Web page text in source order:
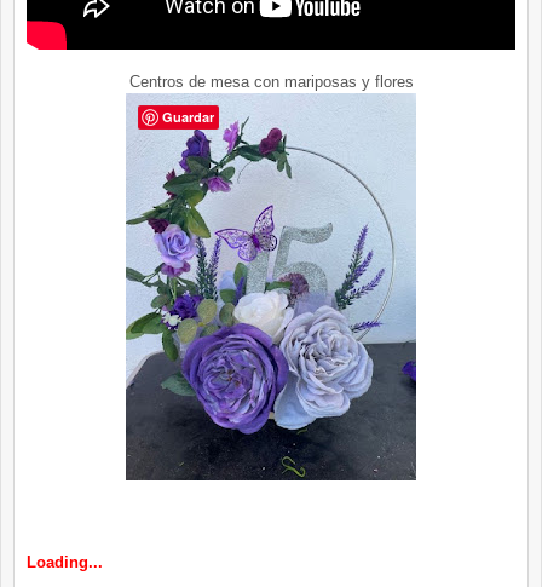
Centros de mesa con mariposas y flores
Loading...
Guardar